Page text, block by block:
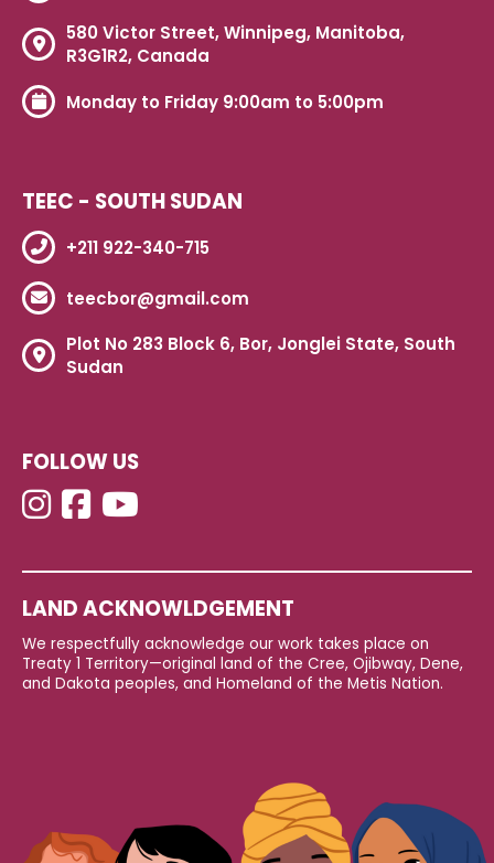
580 Victor Street, Winnipeg, Manitoba,
R3G1R2, Canada
Monday to Friday 9:00am to 5:00pm
TEEC - SOUTH SUDAN
+211 922-340-715
teecbor@gmail.com
Plot No 283 Block 6, Bor, Jonglei State, South
Sudan
FOLLOW US
LAND ACKNOWLDGEMENT
We respectfully acknowledge our work takes place on
Treaty 1 Territory—original land of the Cree, Ojibway, Dene,
and Dakota peoples, and Homeland of the Metis Nation.